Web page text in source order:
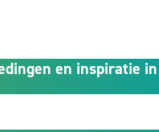
en inspiratie